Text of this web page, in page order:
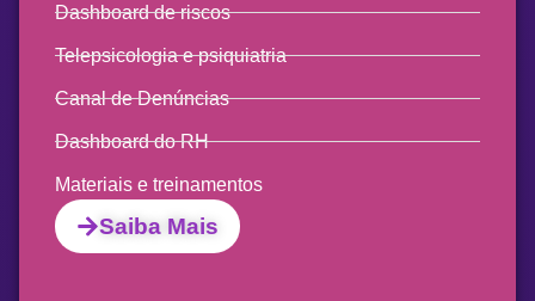
Dashboard de riscos
Telepsicologia e psiquiatria
Canal de Denúncias
Dashboard do RH
Materiais e treinamentos
Saiba Mais